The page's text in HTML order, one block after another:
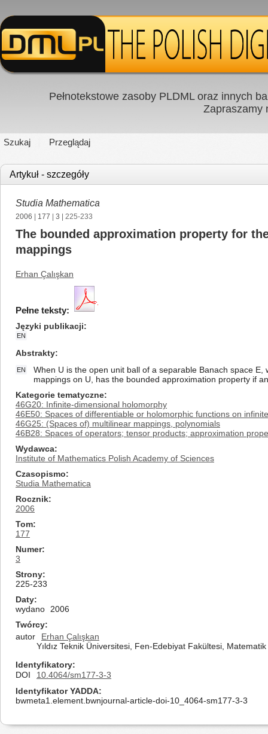
Pełnotekstowe zasoby PLDML oraz innych
Zapraszamy
Szukaj Przeglądaj
Artykuł - szczegóły
Studia Mathematica
2006 177 3 | 225-233
The bounded approximation property for
mappings
Erhan Çalışkan
Pełne teksty:
Języki publikacji
EN
Abstrakty
EN
When U is the open unit ball of a separable Banach space
mappings on U, has the bounded approximation property if
Kategorie tematyczne
46G20: Infinite-dimensional holomorphy
46E50: Spaces of differentiable or holomorphic functions on
46G25: (Spaces of) multilinear mappings, polynomials
46B28: Spaces of operators; tensor products; approximation
Wydawca
Institute of Mathematics Polish Academy of Sciences
Czasopismo
Studia Mathematica
Rocznik
2006
Tom
177
Numer
3
Strony
225-233
Daty
wydano
2006
Twórcy
autor
Erhan Çalışkan
Yıldız Teknik Üniversitesi, Fen-Edebiyat Fakültesi,
Identyfikatory
DOI
10.4064/sm177-3-3
Identyfikator YADDA
bwmeta1.element.bwnjournal-article-doi-10_4064-sm177-3-3